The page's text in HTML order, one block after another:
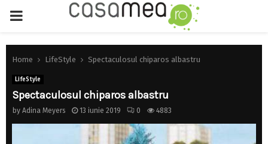
PRIMARY
MENU
Home LifeStyle Spectaculosul chiparos albastru
LifeStyle
Spectaculosul chiparos albastru
by Adina Meyers 13 iunie 2019 0 4883